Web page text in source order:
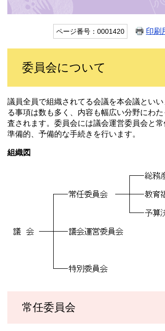
ページ番号：0001420 印刷
委員会について
議員全員で組織されてる会議を本会議とい
る事項は数も多く、内容も幅広い分野にわ
査されます。委員会には議会運営委員会と
準備的、予備的な手続きを行います。
組織図
常任委員会